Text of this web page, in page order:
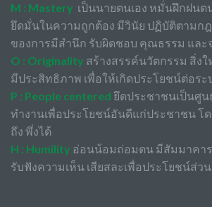
M : Mastery เป็นนายตนเอง หมั่นฝึกฝนต
ยึดมั่นในความถูกต้อง มีวินัย ปฏิบัติตามก
ของการมีสำนึก รับผิดชอบ คุณธรรม และ
O : Originality สร้างสรรค์นวัตกรรม สิ่ง
มีประสิทธิภาพ เพื่อให้เกิดประโยชน์ต่อร
P : People centered ยึดประชาชนเป็นศูน
ทำงานเพื่อประโยชน์อันดีแก่ประชาชน โด
ถึง พึ่งได้
H : Humility อ่อนน้อมถ่อมตน มีสัมมาคาร
รับฟังความเห็น เสียสละเพื่อประโยชน์ส่ว